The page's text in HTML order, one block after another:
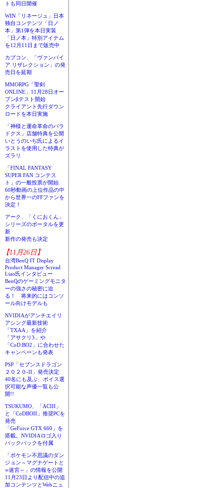
トも同日開催
WIN「リネージュ」日本
独自コンテンツ「日ノ
本」第1弾を本日実装
「日ノ本」特別アイテム
を12月11日まで販売中
カプコン、「ヴァンパイ
ア リザレクション」の発
売日を延期
MMORPG「聖剣
ONLINE」11月28日オー
プンβテスト開始
クライアント先行ダウン
ロードを本日実施
「神様と運命革命のパラ
ドクス」店舗特典を公開
いとうのいぢ氏によるイ
ラストを使用した特典が
ズラリ
「FINAL FANTASY
SUPER FAN コンテス
ト」の一般投票が開始
60秒動画の上位作品の中
から世界一のFFファンを
決定！
アーク、「くにおくん」
シリーズのポータルを更
新
新作の発売も決定
【11月26日】
台湾BenQ IT Display
Product Manager Scread
Liao氏インタビュー
BenQのゲーミングモニタ
ーの強さの秘密に迫
る！ 将来的にはコンソ
ール向けモデルも
NVIDIAがアンチエイリ
アシング最新技術
「TXAA」を紹介
「アサクリ3」や
「CoD:BO2」に合わせた
キャンペーンも発表
PSP「セブンスドラゴン
２０２０-II」発売決定
40名にも及ぶ、ボイス選
択可能な声優一覧も公
開!!
TSUKUMO、「ACIII」
と「CoDBOII」推奨PCを
発売
「GeForce GTX 660」を
搭載。NVIDIAロゴ入り
バックパックを付属
「ポケモン不思議のダン
ジョン～マグナゲートと
∞迷宮～」の情報を公開
11月23日より配信中の追
加コンテンツとWebニュ